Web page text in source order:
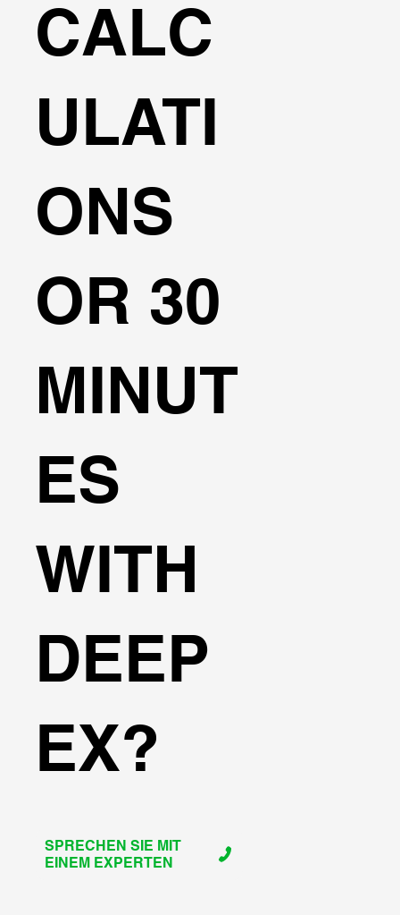
CALC
ULATI
ONS
OR 30
MINUT
ES
WITH
DEEP
EX?
SPRECHEN SIE MIT
EINEM EXPERTEN